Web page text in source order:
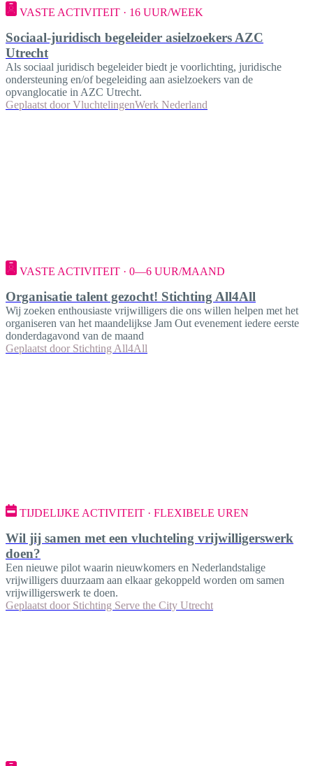
VASTE ACTIVITEIT · 16 UUR/WEEK
Sociaal-juridisch begeleider asielzoekers AZC
Utrecht
Als sociaal juridisch begeleider biedt je voorlichting, juridische
ondersteuning en/of begeleiding aan asielzoekers van de
opvanglocatie in AZC Utrecht.
Geplaatst door VluchtelingenWerk Nederland
VASTE ACTIVITEIT · 0—6 UUR/MAAND
Organisatie talent gezocht! Stichting All4All
Wij zoeken enthousiaste vrijwilligers die ons willen helpen met het
organiseren van het maandelijkse Jam Out evenement iedere eerste
donderdagavond van de maand
Geplaatst door Stichting All4All
TIJDELIJKE ACTIVITEIT · FLEXIBELE UREN
Wil jij samen met een vluchteling vrijwilligerswerk
doen?
Een nieuwe pilot waarin nieuwkomers en Nederlandstalige
vrijwilligers duurzaam aan elkaar gekoppeld worden om samen
vrijwilligerswerk te doen.
Geplaatst door Stichting Serve the City Utrecht